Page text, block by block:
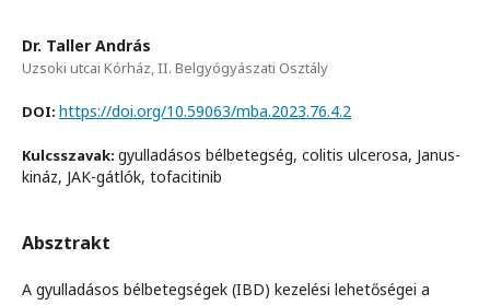
Dr. Taller András
Uzsoki utcai Kórház, II. Belgyógyászati Osztály
DOI: https://doi.org/10.59063/mba.2023.76.4.2
Kulcsszavak: gyulladásos bélbetegség, colitis ulcerosa, Janus-
kináz, JAK-gátlók, tofacitinib
Absztrakt
A gyulladásos bélbetegségek (IBD) kezelési lehetőségei a